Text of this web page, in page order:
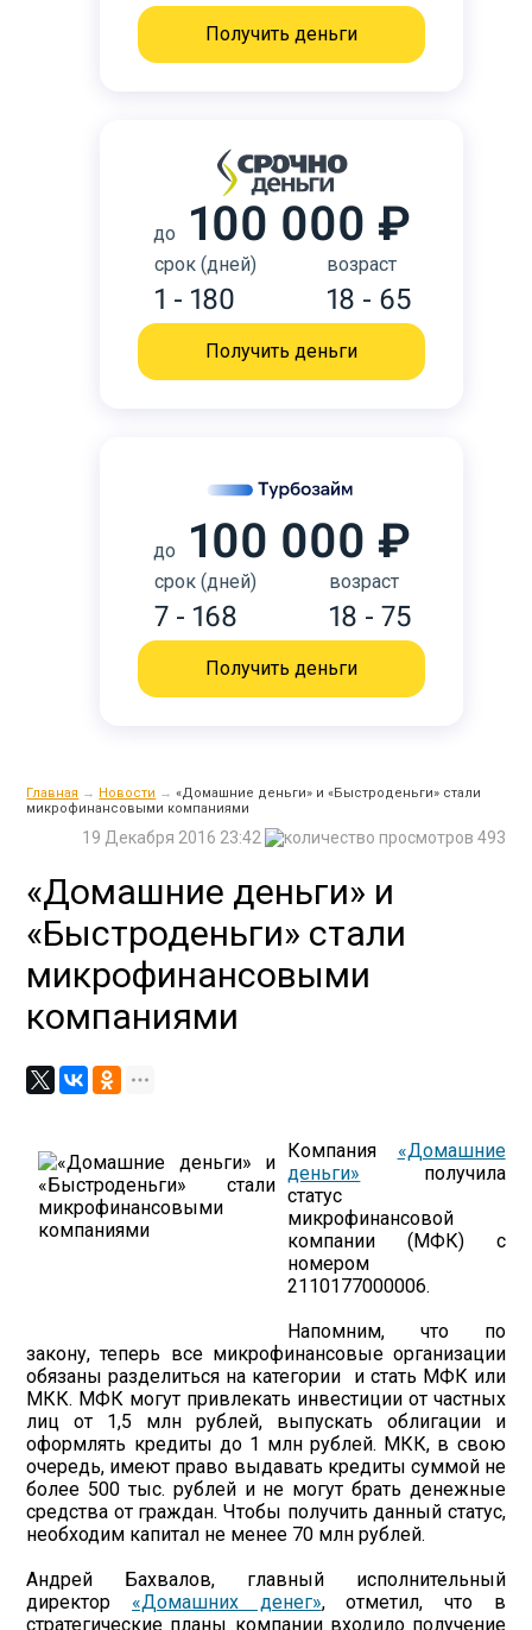
Получить деньги
до 100 000 ₽
срок (дней)
1 - 180
возраст
18 - 65
Получить деньги
до 100 000 ₽
срок (дней)
7 - 168
возраст
18 - 75
Получить деньги
Главная → Новости → «Домашние деньги» и «Быстроденьги» стали
микрофинансовыми компаниями
493
19 Декабря 2016 23:42
«Домашние деньги» и
«Быстроденьги» стали
микрофинансовыми
компаниями
Компания «Домашние
деньги» получила
статус
микрофинансовой
компании (МФК) с
номером
2110177000006.
Напомним, что по
закону, теперь все микрофинансовые организации
обязаны разделиться на категории и стать МФК или
МКК. МФК могут привлекать инвестиции от частных
лиц от 1,5 млн рублей, выпускать облигации и
оформлять кредиты до 1 млн рублей. МКК, в свою
очередь, имеют право выдавать кредиты суммой не
более 500 тыс. рублей и не могут брать денежные
средства от граждан. Чтобы получить данный статус,
необходим капитал не менее 70 млн рублей.
Андрей Бахвалов, главный исполнительный
директор «Домашних денег», отметил, что в
стратегические планы компании входило получение